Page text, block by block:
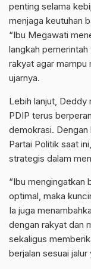
penting selama
menjaga keutuhan
“Ibu Megawati
langkah
rakyat agar mampu
ujarnya.
Lebih lanjut, Deddy
PDIP terus
demokrasi.
Partai Politik saat
strategis dalam
“Ibu mengingatkan
optimal, maka
Ia juga
dengan rakyat dan
sekaligus
berjalan sesuai jalur